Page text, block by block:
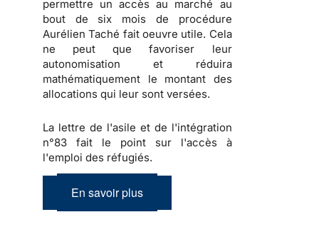
permettre un accès au marché au
bout de six mois de procédure
Aurélien Taché fait oeuvre utile. Cela
ne peut que favoriser leur
autonomisation et réduira
mathématiquement le montant des
allocations qui leur sont versées.
La lettre de l'asile et de l'intégration
n°83 fait le point sur l'accès à
l'emploi des réfugiés.
En savoir plus